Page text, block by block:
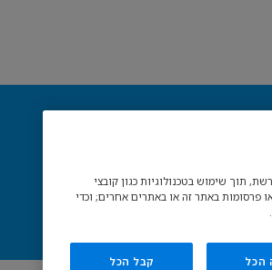
תוך שימוש בטכנולוגיות כגון קובצי
פרסומות באתר זה או באתרים אחרים; וכדי
.
הכל קבל הכל